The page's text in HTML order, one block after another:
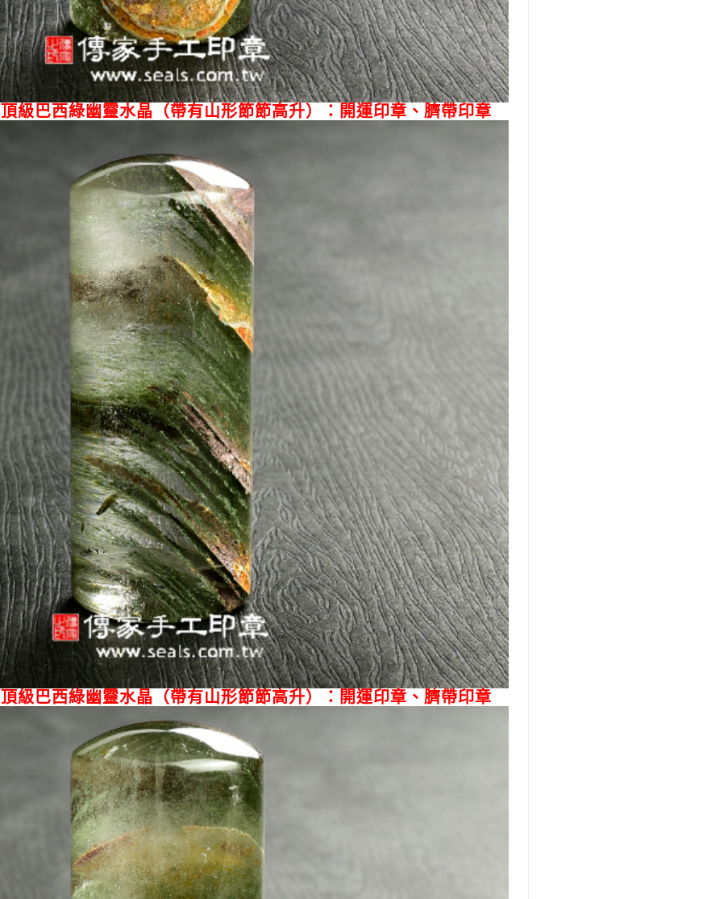
頂級巴西綠幽靈水晶（帶有山形節節高升）：開運印章、臍帶印章
頂級巴西綠幽靈水晶（帶有山形節節高升）：開運印章、臍帶印章